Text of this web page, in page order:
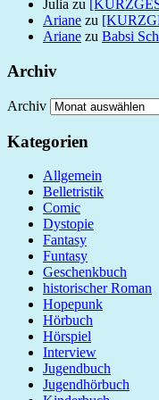
Julia zu
Ariane zu
Ariane zu Babsi
Archiv
Archiv
Kategorien
Allgemein
Belletristik
Comic
Dystopie
Fantasy
Funtasy
Geschenkbuch
historischer Roman
Hopepunk
Hörbuch
Hörspiel
Interview
Jugendbuch
Jugendhörbuch